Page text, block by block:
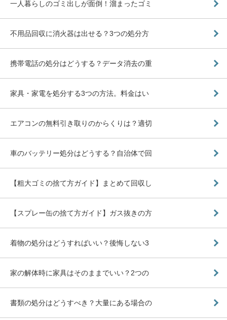
一人暮らしのゴミ出しが面倒！溜まったゴミ
不用品回収に消火器は出せる？3つの処分方
携帯電話の処分はどうする？データ消去の重
家具・家電を処分する3つの方法。料金はい
エアコンの無料引き取りのからくりは？適切
車のバッテリー処分はどうする？自治体で回
【粗大ゴミの捨て方ガイド】まとめて回収し
【スプレー缶の捨て方ガイド】ガス抜きの方
着物の処分はどうすればいい？後悔しない3
家の解体時に家具はそのままでいい？2つの
書類の処分はどうすべき？大量にある場合の